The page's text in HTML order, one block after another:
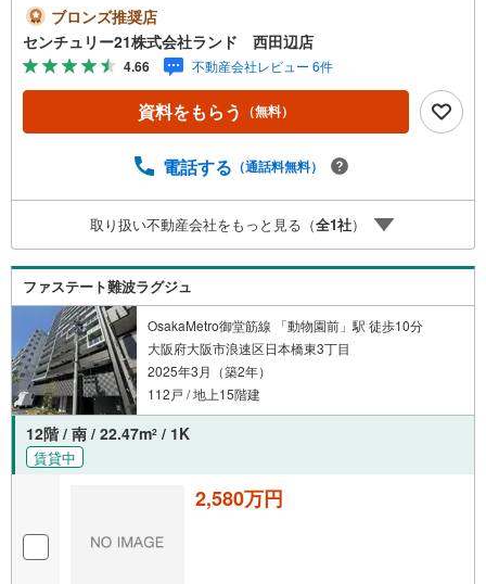
ランド西田辺店は・・・ お客様のニーズに寄り添い、大
切なお住まいのご購入に最後まで伴走いたします！●リフォ
ームのご相談も承っております。●購入・売却・ローンのご
相談・・・なんでもお気軽にご相談くださいませ！〇大阪
メトロ御堂筋線「西田辺」駅より徒歩1分！〇営業時間:10:
00～20:00（火曜日・水曜日定休日※祝日は営業）事前にご
絡お待ちしております！
ブロンズ推奨店
センチュリー21株式会社ランド 西田辺店
4.66 不動産会社レビュー 6件
資料をもらう （無料）
電話する （通話料無料）
取り扱い不動産会社をもっと見る（全1社）
ファステート難波ラグジュ
OsakaMetro御堂筋線 「動物園前」駅 徒歩10分
大阪府大阪市浪速区日本橋東3丁目
2025年3月（築2年）
112戸 / 地上15階建
12階 / 南 / 22.47m2 / 1K
賃貸中
2,580万円